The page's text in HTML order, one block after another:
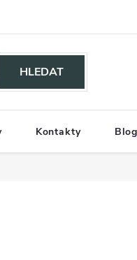
HLEDAT
Kontakty Blog